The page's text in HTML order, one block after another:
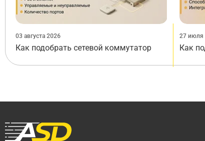
03 августа 2026
Как подобрать сетевой коммутатор
27 июля
Как